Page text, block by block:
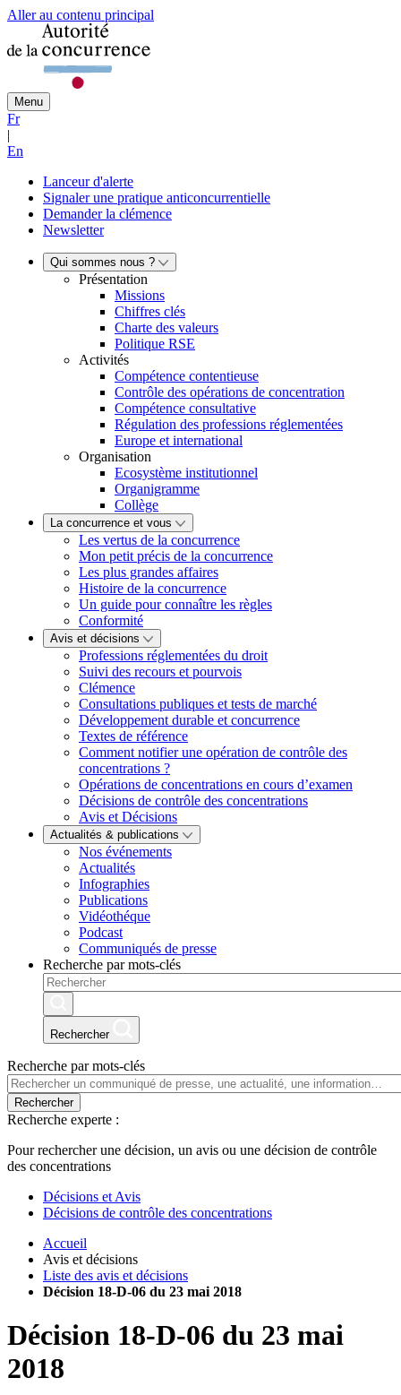
Aller au contenu principal
Menu
Fr
|
En
Lanceur d'alerte
Signaler une pratique anticoncurrentielle
Demander la clémence
Newsletter
Qui sommes nous ?
Présentation
Missions
Chiffres clés
Charte des valeurs
Politique RSE
Activités
Compétence contentieuse
Contrôle des opérations de concentration
Compétence consultative
Régulation des professions réglementées
Europe et international
Organisation
Ecosystème institutionnel
Organigramme
Collège
La concurrence et vous
Les vertus de la concurrence
Mon petit précis de la concurrence
Les plus grandes affaires
Histoire de la concurrence
Un guide pour connaître les règles
Conformité
Avis et décisions
Professions réglementées du droit
Suivi des recours et pourvois
Clémence
Consultations publiques et tests de marché
Développement durable et concurrence
Textes de référence
Comment notifier une opération de contrôle des
concentrations ?
Opérations de concentrations en cours d’examen
Décisions de contrôle des concentrations
Avis et Décisions
Actualités & publications
Nos événements
Actualités
Infographies
Publications
Vidéothéque
Podcast
Communiqués de presse
Recherche par mots-clés
Rechercher
Recherche par mots-clés
Rechercher
Recherche experte :
Pour rechercher une décision, un avis ou une décision de contrôle
des concentrations
Décisions et Avis
Décisions de contrôle des concentrations
Accueil
Avis et décisions
Liste des avis et décisions
Décision 18-D-06 du 23 mai 2018
Décision 18-D-06 du 23 mai
2018